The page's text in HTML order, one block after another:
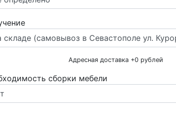
Адресная доставка +0 рублей
сборки мебели